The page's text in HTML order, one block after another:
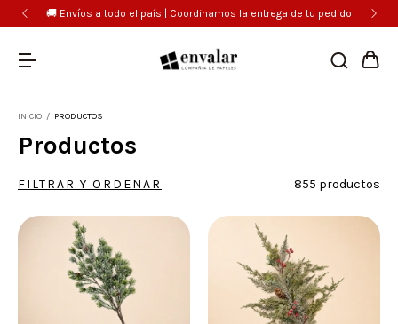
🚚 Envíos a todo el país | Coordinamos la entrega de tu pedido
INICIO / PRODUCTOS
Productos
FILTRAR Y ORDENAR 855 productos